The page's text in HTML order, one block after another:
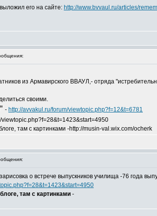
его на сайте: http://www.bvvaul.ru/articles/
из Армавирского ВВАУЛ,- отряда
своими.
- http://avvakul.ru/forum/viewtopic.php?f=12&t=6781
там с картинками -http://musin-val.wix.com/ocherk
о встрече выпускников училища -76 года
там с картинками -